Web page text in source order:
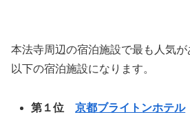
本法寺周辺の宿泊施設で最も人気が
以下の宿泊施設になります。
第１位京都ブライトンホテル